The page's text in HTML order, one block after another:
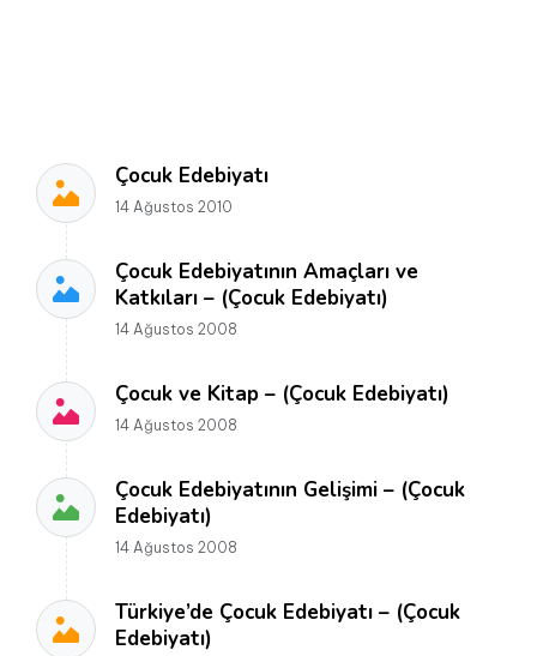
Çocuk Edebiyatı
14 Ağustos 2010
Çocuk Edebiyatının Amaçları ve
Katkıları – (Çocuk Edebiyatı)
14 Ağustos 2008
Çocuk ve Kitap – (Çocuk Edebiyatı)
14 Ağustos 2008
Çocuk Edebiyatının Gelişimi – (Çocuk
Edebiyatı)
14 Ağustos 2008
Türkiye’de Çocuk Edebiyatı – (Çocuk
Edebiyatı)